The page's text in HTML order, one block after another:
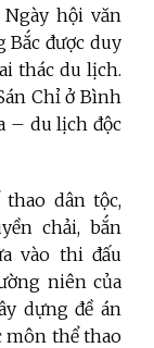
hội văn
Bắc được duy
thác du lịch.
Chỉ ở Bình
– du lịch độc
dân tộc,
chải, bắn
vào thi đấu
niên của
dựng đề án
môn thể thao